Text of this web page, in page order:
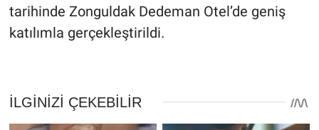
tarihinde Zonguldak Dedeman Otel’de geniş
katılımla gerçekleştirildi.